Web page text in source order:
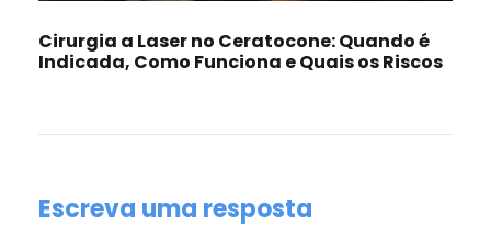
Cirurgia a Laser no Ceratocone: Quando é
Indicada, Como Funciona e Quais os Riscos
Escreva uma resposta